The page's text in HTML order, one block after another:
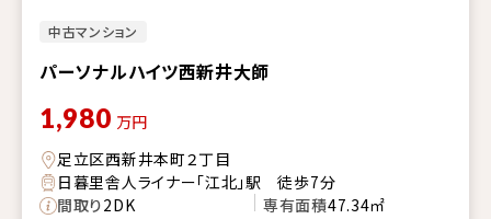
中古マンション
パーソナルハイツ西新井大師
1,980 万円
足立区西新井本町２丁目
日暮里舎人ライナー「江北」駅 徒歩7分
間取り2DK 専有面積47.34㎡